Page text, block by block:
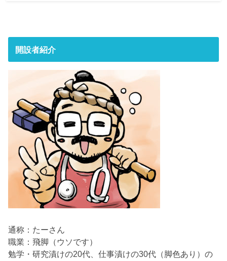
開設者紹介
通称：たーさん
職業：飛脚（ウソです）
勉学・研究漬けの20代、仕事漬けの30代（脚色あり）の